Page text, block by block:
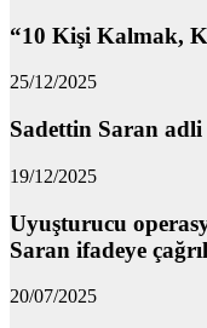
“10 Kişi Kalmak,
25/12/2025
Sadettin Saran adli
19/12/2025
Uyuşturucu
Saran ifadeye
20/07/2025